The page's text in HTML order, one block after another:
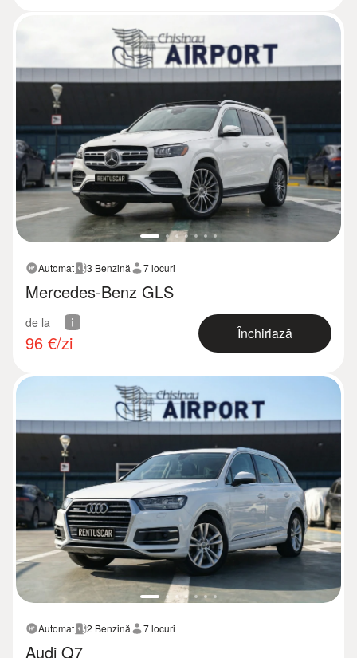
Automat 3 Benzină 7 locuri
Mercedes-Benz GLS
de la
96 €/zi Închiriază
Automat 2 Benzină 7 locuri
Audi Q7